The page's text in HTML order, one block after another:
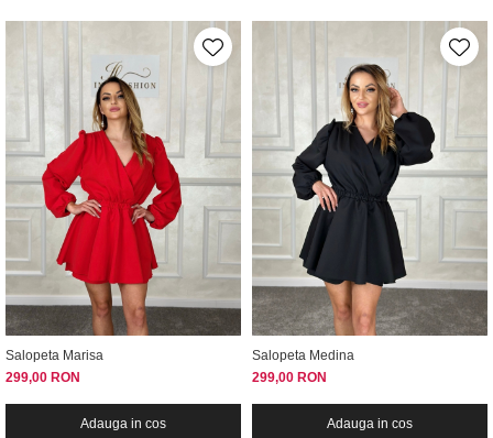
Salopeta Marisa
299,00 RON
Adauga in cos
Salopeta Medina
299,00 RON
Adauga in cos